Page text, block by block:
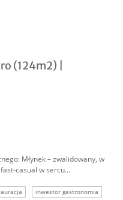
(124m2) |
Młynek – zwalidowany, w
casual w sercu...
inwestor gastronomia